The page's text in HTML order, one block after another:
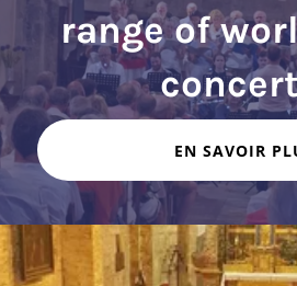
range of
EN SAVOIR